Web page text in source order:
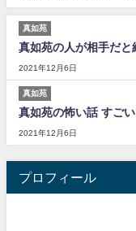
真如苑
真如苑の人が相手だと
2021年12月6日
真如苑
真如苑の怖い話 すご
2021年12月6日
プロフィール